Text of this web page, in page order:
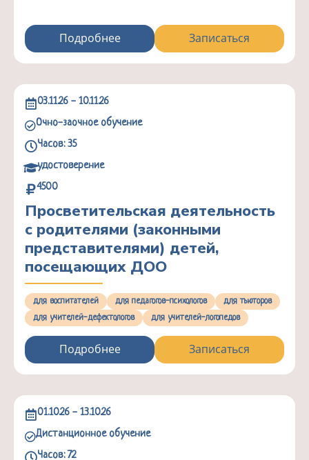
Подробнее Записаться
03.11.26 - 10.11.26
Очно-заочное обучение
Часов: 35
удостоверение
4500
Просветительская деятельность
с родителями (законными
представителями) детей,
посещающих ДОО
для воспитателей для педагогов-психологов
для тьюторов
для учителей-дефектологов
для учителей-логопедов
Подробнее Записаться
01.10.26 - 13.10.26
Дистанционное обучение
Часов: 72